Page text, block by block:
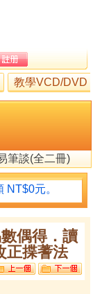
教學VCD/DVD
筆談(全二冊)
訂．沈氏改正
NT$0元。
偶得．讀
正揲蓍法